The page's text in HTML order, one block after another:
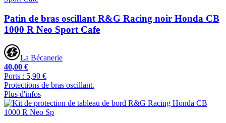
Patin de bras oscillant R&G Racing noir Honda CB
1000 R Neo Sport Cafe
La Bécanerie
40,00 €
Ports : 5,90 €
Protections de bras oscillant.
Plus d'infos